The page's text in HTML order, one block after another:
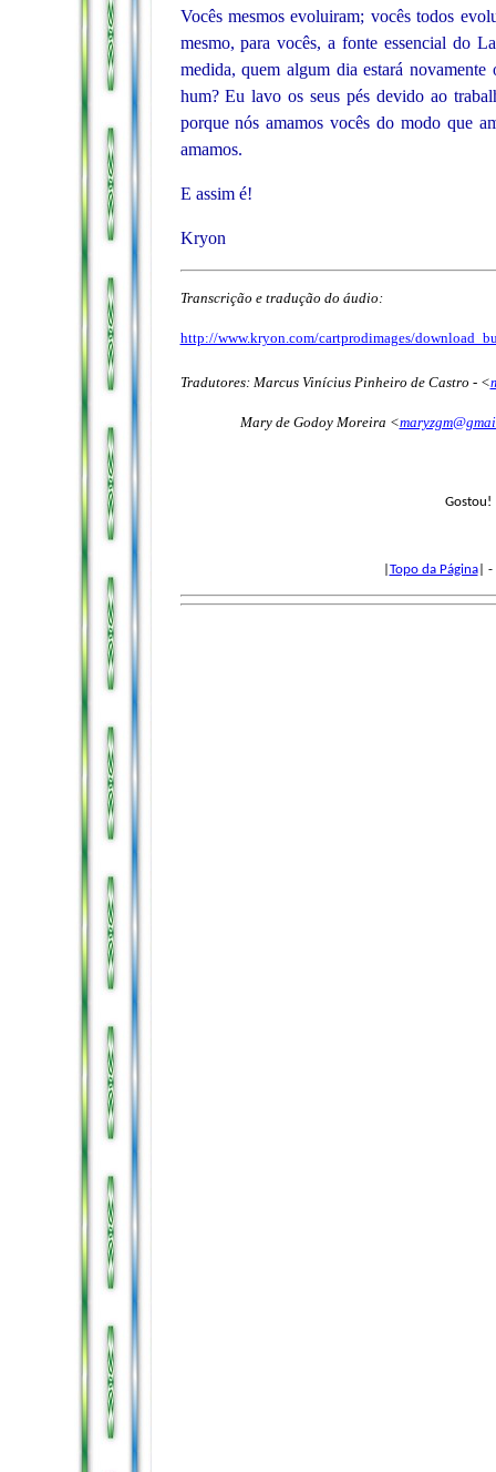
Vocês mesmos evoluiram; vocês todos
mesmo, para vocês, a fonte essencial do
medida, quem algum dia estará
hum? Eu lavo os seus pés devido ao
porque nós amamos vocês do modo que
amamos.
E assim é!
Kryon
Transcrição e tradução do áudio:
http://www.kryon.com/cartprodimages/
Tradutores: Marcus Vinícius Pinheiro de Castro - <
Mary de Godoy Moreira <
Gostou!
Topo da Página| -